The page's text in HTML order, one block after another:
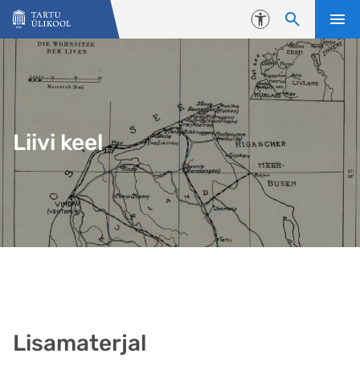
Liigu edasi põhisisu juurde
Juurdepääsetavus
Liivi keel
Lisamaterjal